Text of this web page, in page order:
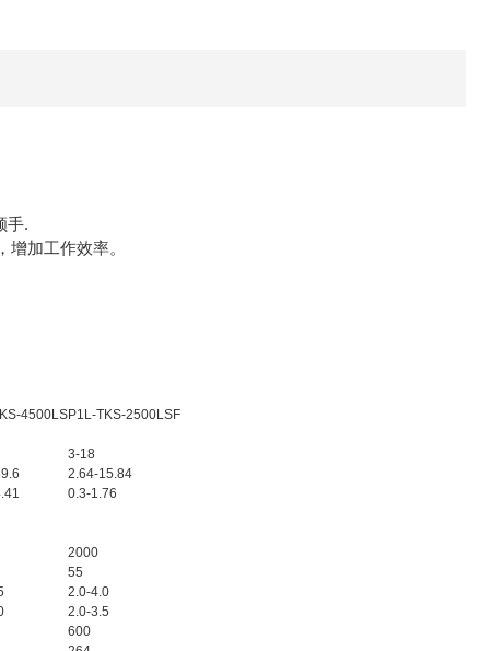
手.
加工作效率。
4500LSP1L-TKS-2500LSF
3-18
2.64-15.84
0.3-1.76
2000
55
2.0-4.0
2.0-3.5
600